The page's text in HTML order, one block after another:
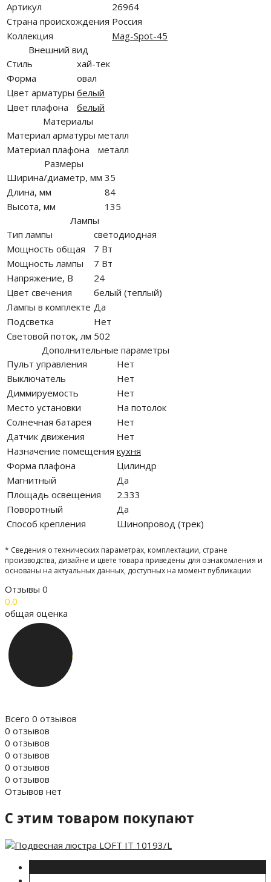
Артикул
26964
Страна происхождения Россия
Коллекция
Mag-Spot-45
Внешний вид
Стиль
хай-тек
Форма
овал
Цвет арматуры белый
Цвет плафона
белый
Материалы
Материал арматуры металл
Материал плафона
металл
Размеры
Ширина/диаметр, мм 35
Длина, мм
84
Высота, мм
135
Лампы
Тип лампы
светодиодная
Мощность общая
7 Вт
Мощность лампы
7 Вт
Напряжение, В
24
Цвет свечения
белый (теплый)
Лампы в комплекте Да
Подсветка
Нет
Световой поток, лм 502
Дополнительные параметры
Пульт управления
Нет
Выключатель
Нет
Диммируемость
Нет
Место установки
На потолок
Солнечная батарея
Нет
Датчик движения
Нет
Назначение помещения кухня
Форма плафона
Цилиндр
Магнитный
Да
Площадь освещения
2.333
Поворотный
Да
Способ крепления
Шинопровод (трек)
* Сведения о технических параметрах, комплектации, стране
производства, дизайне и цвете товара приведены для ознакомления и
основаны на актуальных данных, доступных на момент публикации
Отзывы 0
0.0
общая оценка
Всего 0 отзывов
0 отзывов
0 отзывов
0 отзывов
0 отзывов
0 отзывов
Отзывов нет
C этим товаром покупают